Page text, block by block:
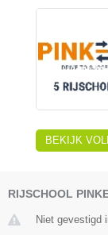
BEKIJK
RIJSCHOOL
Niet gevestigd